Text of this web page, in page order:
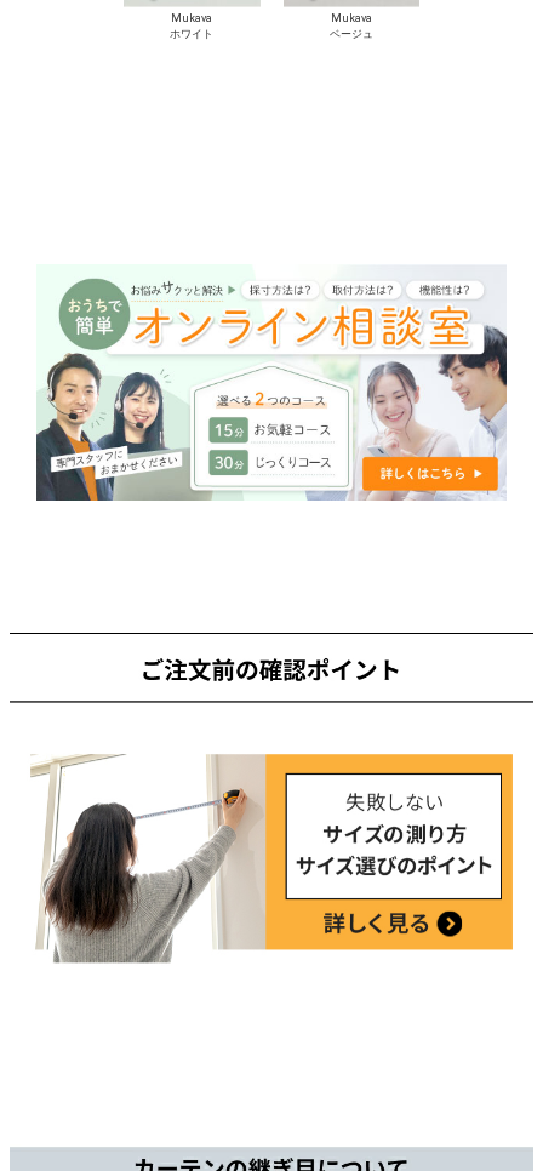
Mukava
ホワイト
Mukava
ベージュ